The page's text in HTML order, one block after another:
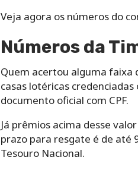
Veja agora os números do
Números da
Quem acertou alguma faixa
casas lotéricas
documento oficial com CPF.
Já prêmios acima desse
prazo para resgate é de até
Tesouro Nacional.